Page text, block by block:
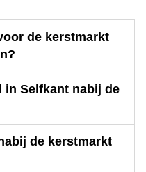
de kerstmarkt
in Selfkant nabij de
de kerstmarkt